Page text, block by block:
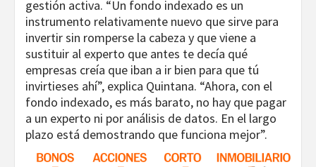
gestión activa. “Un fondo indexado es un
instrumento relativamente nuevo que sirve para
invertir sin romperse la cabeza y que viene a
sustituir al experto que antes te decía qué
empresas creía que iban a ir bien para que tú
invirtieses ahí”, explica Quintana. “Ahora, con el
fondo indexado, es más barato, no hay que pagar
a un experto ni por análisis de datos. En el largo
plazo está demostrando que funciona mejor”.